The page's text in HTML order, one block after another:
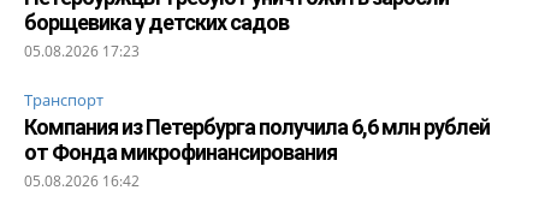
борщевика у детских садов
05.08.2026 17:23
Транспорт
Компания из Петербурга получила 6,6 млн рублей
от Фонда микрофинансирования
05.08.2026 16:42